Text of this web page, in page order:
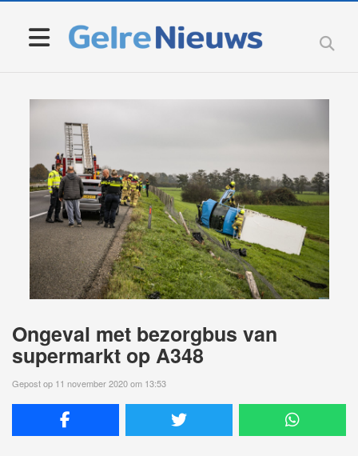
Ongeval met bezorgbus van
supermarkt op A348
Gepost op 11 november 2020 om 13:53